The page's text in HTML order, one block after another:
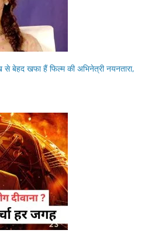
बेहद खफा हैं फिल्म की अभिनेत्री नयनतारा,